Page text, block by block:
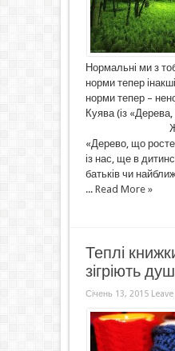
Нормальні ми з
норми тепер
норми тепер –
Куява (із
Жанна
«Дерево, що
із нас, ще в
батьків чи
... Read More »
Теплі
зігріють
Січень 13, 2015